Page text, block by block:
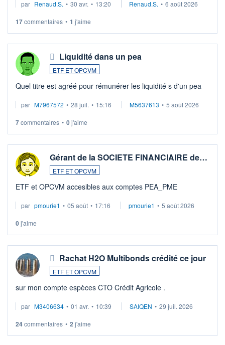
Investissement long terme tip top pour sa retraite.
par Renaud.S. • 30 avr. • 13:20 Renaud.S. • 6 août 2026
17commentaires • 1 j'aime
Liquidité dans un pea
ETF ET OPCVM
Quel titre est agréé pour rémunérer les liquidité s d'un pea
par M7967572 • 28 juil. • 15:16 M5637613 • 5 août 2026
7commentaires • 0j'aime
Gérant de la SOCIETE FINANCIAIRE de…
ETF ET OPCVM
ETF et OPCVM accesibles aux comptes PEA_PME
par pmourie1 • 05 août • 17:16 pmourie1 • 5 août 2026
0j'aime
Rachat H2O Multibonds crédité ce jour
ETF ET OPCVM
sur mon compte espèces CTO Crédit Agricole .
par M3406634 • 01 avr. • 10:39 SAIQEN • 29 juil. 2026
24commentaires • 2 j'aime